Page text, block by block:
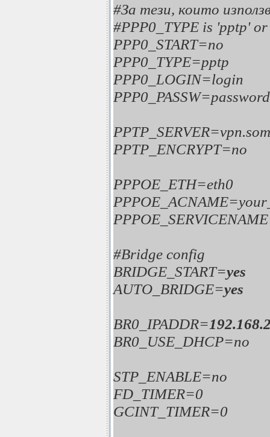
#За тези, които
#PPP0_TYPE is 'pptp'
PPP0_START=no
PPP0_TYPE=pptp
PPP0_LOGIN=login
PPP0_PASSW=password
PPTP_ENCRYPT=no
PPPOE_ETH=eth0
#Bridge config
BRIDGE_START=yes
AUTO_BRIDGE=yes
BR0_IPADDR=
BR0_USE_DHCP=no
STP_ENABLE=no
FD_TIMER=0
GCINT_TIMER=0